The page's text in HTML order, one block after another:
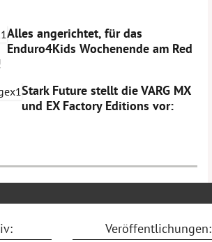
Alles angerichtet, für das
Enduro4Kids Wochenende am Red
Stark Future stellt die VARG MX
und EX Factory Editions vor:
Veröffentlichungen: